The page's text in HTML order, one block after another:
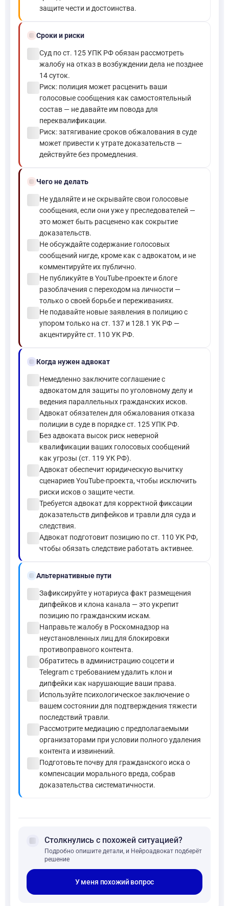
защите чести и достоинства.
schedule Сроки и риски
Суд по ст. 125 УПК РФ обязан рассмотреть
жалобу на отказ в возбуждении дела не позднее
14 суток.
Риск: полиция может расценить ваши
голосовые сообщения как самостоятельный
состав — не давайте им повода для
переквалификации.
Риск: затягивание сроков обжалования в суде
может привести к утрате доказательств —
действуйте без промедления.
block Чего не делать
Не удаляйте и не скрывайте свои голосовые
сообщения, если они уже у преследователей —
это может быть расценено как сокрытие
доказательств.
Не обсуждайте содержание голосовых
сообщений нигде, кроме как с адвокатом, и не
комментируйте их публично.
Не публикуйте в YouTube-проекте и блоге
разоблачения с переходом на личности —
только о своей борьбе и переживаниях.
Не подавайте новые заявления в полицию с
упором только на ст. 137 и 128.1 УК РФ —
акцентируйте ст. 110 УК РФ.
gavelКогда нужен адвокат
Немедленно заключите соглашение с
адвокатом для защиты по уголовному делу и
ведения параллельных гражданских исков.
Адвокат обязателен для обжалования отказа
полиции в суде в порядке ст. 125 УПК РФ.
Без адвоката высок риск неверной
квалификации ваших голосовых сообщений
как угрозы (ст. 119 УК РФ).
Адвокат обеспечит юридическую вычитку
сценариев YouTube-проекта, чтобы исключить
риски исков о защите чести.
Требуется адвокат для корректной фиксации
доказательств дипфейков и травли для суда и
следствия.
Адвокат подготовит позицию по ст. 110 УК РФ,
чтобы обязать следствие работать активнее.
alt_routeАльтернативные пути
Зафиксируйте у нотариуса факт размещения
дипфейков и клона канала — это укрепит
позицию по гражданским искам.
Направьте жалобу в Роскомнадзор на
неустановленных лиц для блокировки
противоправного контента.
Обратитесь в администрацию соцсети и
Telegram с требованием удалить клон и
дипфейки как нарушающие ваши права.
Используйте психологическое заключение о
вашем состоянии для подтверждения тяжести
последствий травли.
Рассмотрите медиацию с предполагаемыми
организаторами при условии полного удаления
контента и извинений.
Подготовьте почву для гражданского иска о
компенсации морального вреда, собрав
доказательства систематичности.
forum Столкнулись с похожей ситуацией?
Подробно опишите детали, и Нейроадвокат подберёт
решение
У меня похожий вопрос